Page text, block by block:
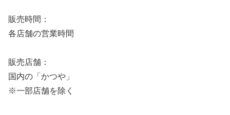
販売時間：
各店舗の営業時間
販売店舗：
国内の「かつや」
※一部店舗を除く